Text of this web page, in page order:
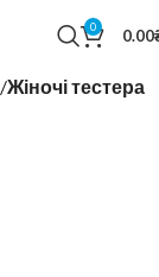
0 0.00
Жіночі тестера